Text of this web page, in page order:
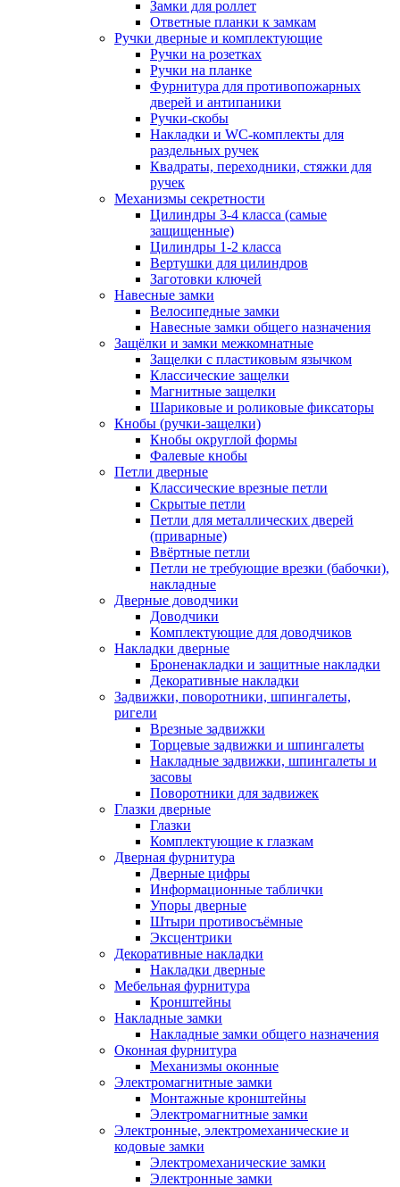
Замки для роллет
Ответные планки к замкам
Ручки дверные и комплектующие
Ручки на розетках
Ручки на планке
Фурнитура для противопожарных
дверей и антипаники
Ручки-скобы
Накладки и WC-комплекты для
раздельных ручек
Квадраты, переходники, стяжки для
ручек
Механизмы секретности
Цилиндры 3-4 класса (самые
защищенные)
Цилиндры 1-2 класса
Вертушки для цилиндров
Заготовки ключей
Навесные замки
Велосипедные замки
Навесные замки общего назначения
Защёлки и замки межкомнатные
Защелки с пластиковым язычком
Классические защелки
Магнитные защелки
Шариковые и роликовые фиксаторы
Кнобы (ручки-защелки)
Кнобы округлой формы
Фалевые кнобы
Петли дверные
Классические врезные петли
Скрытые петли
Петли для металлических дверей
(приварные)
Ввёртные петли
Петли не требующие врезки (бабочки),
накладные
Дверные доводчики
Доводчики
Комплектующие для доводчиков
Накладки дверные
Броненакладки и защитные накладки
Декоративные накладки
Задвижки, поворотники, шпингалеты,
ригели
Врезные задвижки
Торцевые задвижки и шпингалеты
Накладные задвижки, шпингалеты и
засовы
Поворотники для задвижек
Глазки дверные
Глазки
Комплектующие к глазкам
Дверная фурнитура
Дверные цифры
Информационные таблички
Упоры дверные
Штыри противосъёмные
Эксцентрики
Декоративные накладки
Накладки дверные
Мебельная фурнитура
Кронштейны
Накладные замки
Накладные замки общего назначения
Оконная фурнитура
Механизмы оконные
Электромагнитные замки
Монтажные кронштейны
Электромагнитные замки
Электронные, электромеханические и
кодовые замки
Электромеханические замки
Электронные замки